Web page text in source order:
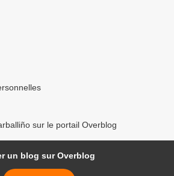
sur le portail Overblog
un blog sur Overblog